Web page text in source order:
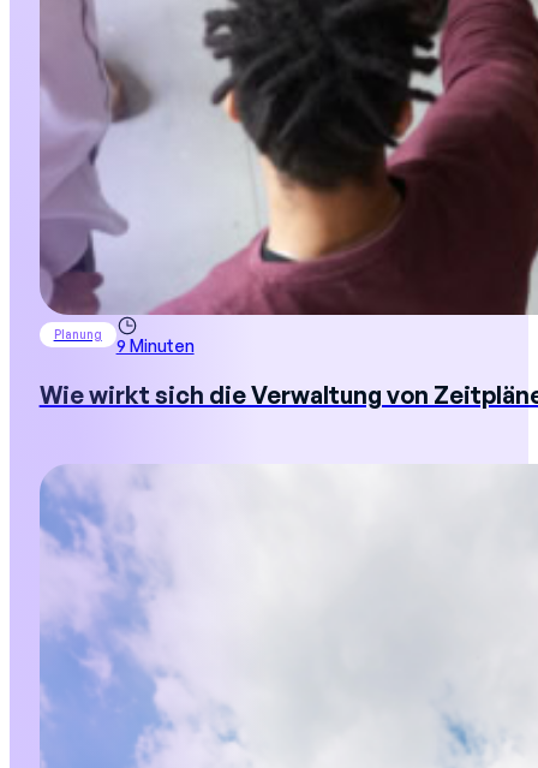
Planung
9 Minuten
Wie wirkt sich die Verwaltung von